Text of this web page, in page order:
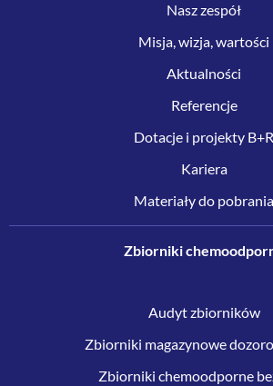
Nasz zespół
Misja, wizja, wartości
Aktualności
Referencje
Dotacje i projekty B+R
Kariera
Materiały do pobrania
Zbiorniki
Audyt zbiorników
Zbiorniki magazynowe
Zbiorniki chemoodporne